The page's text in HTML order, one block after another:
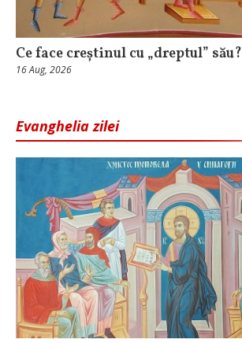
Ce face creștinul cu „dreptul” său?
16 Aug, 2026
Evanghelia zilei